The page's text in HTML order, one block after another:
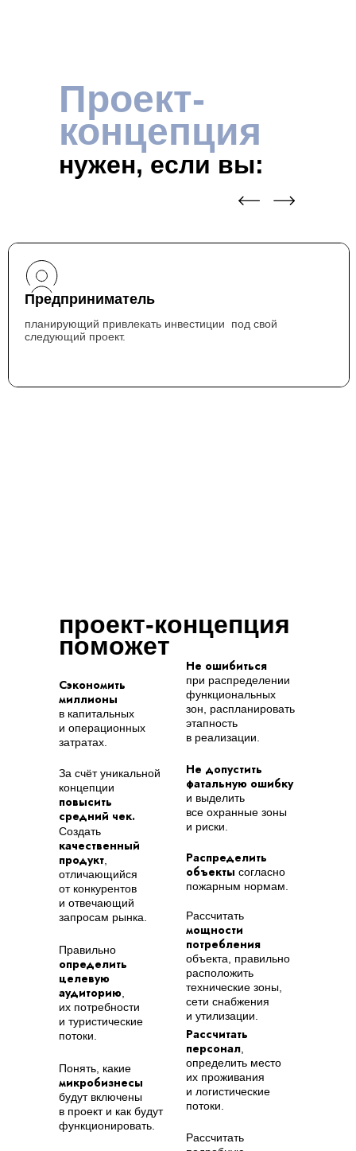
Проект-
концепция
нужен, если вы:
Предприниматель
планирующий привлекать инвестиции под свой
следующий проект.
проект-концепция
поможет
Рассчитать
Рассчитать
персонал
определить место
их проживания
и логистические
потоки.
Рассчитать
мощности
потребления
объекта, правильно
расположить
технические зоны,
сети снабжения
и утилизации.
Распределить
объекты согласно
пожарным нормам.
Не допустить
фатальную ошибку
и выделить
все охранные зоны
и риски.
Не ошибиться
при распределении
функциональных
зон, распланировать
этапность
в реализации.
Понять, какие
микробизнесы
будут включены
в проект и как будут
функционировать.
Правильно
определить
целевую
аудиторию
их потребности
и туристические
потоки.
Создать
качественный
продукт
отличающийся
от конкурентов
и отвечающий
запросам рынка.
За счёт уникальной
концепции
повысить
средний чек.
Сэкономить
миллионы
в капитальных
и операционных
затратах.